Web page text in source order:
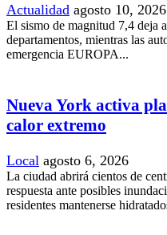
Actualidad agosto 10, 2026
El sismo de magnitud 7,4 deja
departamentos, mientras las
emergencia EUROPA...
Nueva York activa
calor extremo
Local agosto 6, 2026
La ciudad abrirá cientos de
respuesta ante posibles
residentes mantenerse